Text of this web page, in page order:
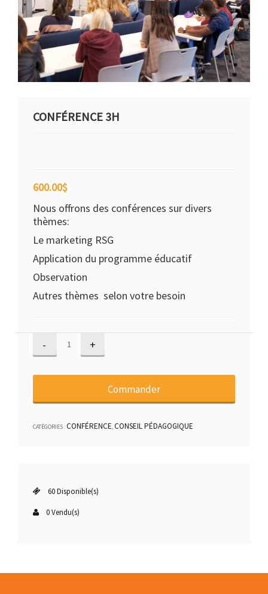
CONFÉRENCE 3H
600.00$
Nous offrons des conférences sur divers
thèmes:
Le marketing RSG
Application du programme éducatif
Observation
Autres thèmes selon votre besoin
quantité
de
Commander
CATÉGORIES :CONFÉRENCE CONSEIL PÉDAGOGIQUE
60 Disponible(s)
0 Vendu(s)